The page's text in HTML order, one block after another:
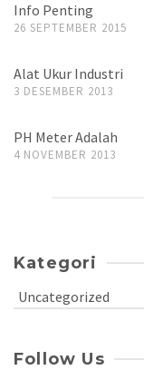
Info Penting
26 SEPTEMBER 2015
Alat Ukur Industri
3 DESEMBER 2013
PH Meter Adalah
4 NOVEMBER 2013
Kategori
Uncategorized
Follow Us